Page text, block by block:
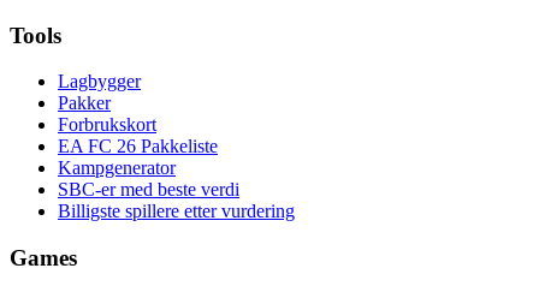
Tools
Lagbygger
Pakker
Forbrukskort
EA FC 26 Pakkeliste
Kampgenerator
SBC-er med beste verdi
Billigste spillere etter vurdering
Games